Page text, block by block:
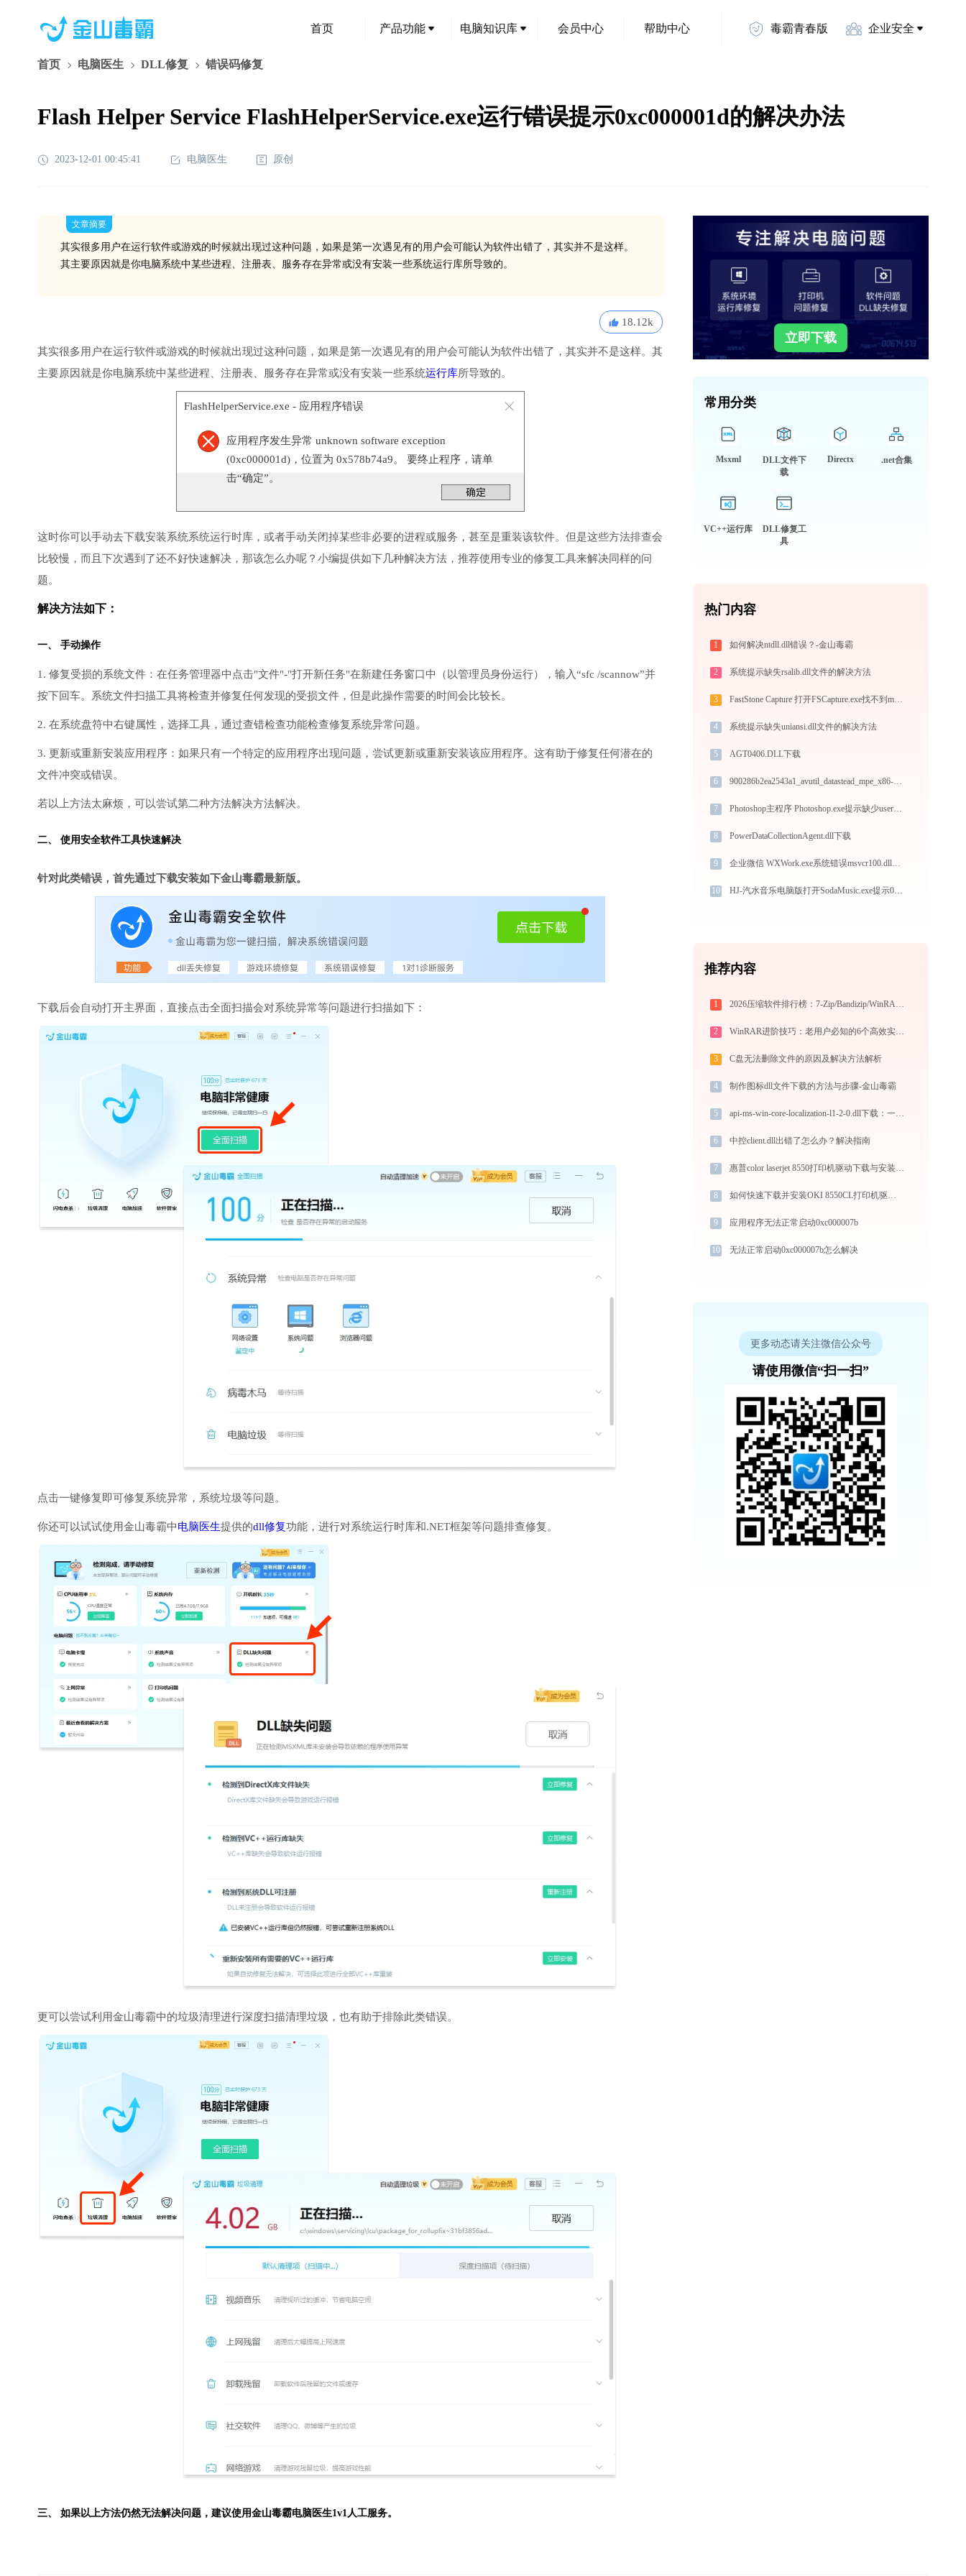
首页 产品功能 电脑知识库 会员中心 帮助中心 毒霸青春版 企业安全
首页 电脑医生 DLL修复 错误码修复
Flash Helper Service FlashHelperService.exe运行错误提示0xc000001d的解决办法
2023-12-01 00:45:41 电脑医生 原创
文章摘要
其实很多用户在运行软件或游戏的时候就出现过这种问题，如果是第一次遇见有的用户会可能认为软件出错了，其实并不是这样。
其主要原因就是你电脑系统中某些进程、注册表、服务存在异常或没有安装一些系统运行库所导致的。
18.12k
其实很多用户在运行软件或游戏的时候就出现过这种问题，如果是第一次遇见有的用户会可能认为软件出错了，其实并不是这样。其
主要原因就是你电脑系统中某些进程、注册表、服务存在异常或没有安装一些系统运行库所导致的。
FlashHelperService.exe - 应用程序错误
应用程序发生异常 unknown software exception
(0xc000001d)，位置为 0x578b74a9。 要终止程序，请单
击“确定”。
这时你可以手动去下载安装系统系统运行时库，或者手动关闭掉某些非必要的进程或服务，甚至是重装该软件。但是这些方法排查会
比较慢，而且下次遇到了还不好快速解决，那该怎么办呢？小编提供如下几种解决方法，推荐使用专业的修复工具来解决同样的问
题。
解决方法如下：
一、 手动操作
1. 修复受损的系统文件：在任务管理器中点击"文件"-"打开新任务"在新建任务窗口中（以管理员身份运行），输入“sfc /scannow”并
按下回车。系统文件扫描工具将检查并修复任何发现的受损文件，但是此操作需要的时间会比较长。
2. 在系统盘符中右键属性，选择工具，通过查错检查功能检查修复系统异常问题。
3. 更新或重新安装应用程序：如果只有一个特定的应用程序出现问题，尝试更新或重新安装该应用程序。这有助于修复任何潜在的
文件冲突或错误。
若以上方法太麻烦，可以尝试第二种方法解决方法解决。
二、 使用安全软件工具快速解决
针对此类错误，首先通过下载安装如下金山毒霸最新版。
下载后会自动打开主界面，直接点击全面扫描会对系统异常等问题进行扫描如下：
点击一键修复即可修复系统异常，系统垃圾等问题。
你还可以试试使用金山毒霸中电脑医生提供的dll修复功能，进行对系统运行时库和.NET框架等问题排查修复。
更可以尝试利用金山毒霸中的垃圾清理进行深度扫描清理垃圾，也有助于排除此类错误。
三、 如果以上方法仍然无法解决问题，建议使用金山毒霸电脑医生1v1人工服务。
立即下载
常用分类
Msxml
DLL文件下
载
Directx .net合集
VC++运行库
DLL修复工
具
热门内容
1 如何解决ntdll.dll错误？-金山毒霸
2 系统提示缺失rsalib.dll文件的解决方法
3 FastStone Capture 打开FSCapture.exe找不到msvcr100.dll怎么办
4 系统提示缺失uniansi.dll文件的解决方法
5 AGT0406.DLL下载
6 900286b2ea2543a1_avutil_datastead_mpe_x86-56.dll下载
7 Photoshop主程序 Photoshop.exe提示缺少user32.dll文件的解决办法
8 PowerDataCollectionAgent.dll下载
9 企业微信 WXWork.exe系统错误msvcr100.dll丢失如何解决
10 HJ-汽水音乐电脑版打开SodaMusic.exe提示0xc0000005错误码怎么办
推荐内容
1 2026压缩软件排行榜：7-Zip/Bandizip/WinRAR/360压缩深度对比
2 WinRAR进阶技巧：老用户必知的6个高效实战方法
3 C盘无法删除文件的原因及解决方法解析
4 制作图标dll文件下载的方法与步骤-金山毒霸
5 api-ms-win-core-localization-l1-2-0.dll下载：一步到位
6 中控client.dll出错了怎么办？解决指南
7 惠普color laserjet 8550打印机驱动下载与安装指南：一步步教您操作
8 如何快速下载并安装OKI 8550CL打印机驱动：详细步骤解析
9 应用程序无法正常启动0xc000007b
10 无法正常启动0xc000007b怎么解决
更多动态请关注微信公众号
请使用微信“扫一扫”